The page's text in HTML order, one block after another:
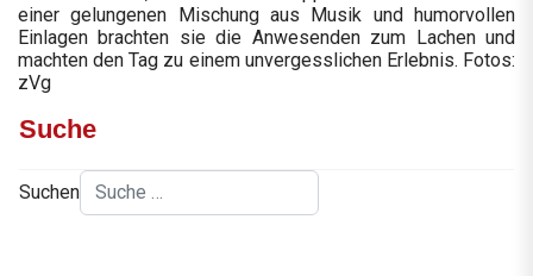
einer gelungenen Mischung aus Musik und humorvollen
Einlagen brachten sie die Anwesenden zum Lachen und
machten den Tag zu einem unvergesslichen Erlebnis. Fotos:
zVg
Suche
Suchen